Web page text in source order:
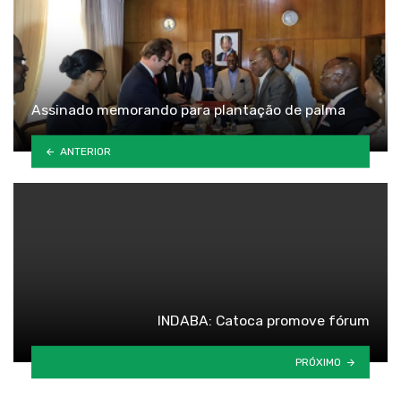
Assinado memorando para plantação de palma
ANTERIOR
INDABA: Catoca promove fórum
PRÓXIMO